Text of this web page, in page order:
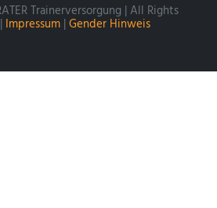
Trainerversorgung | All Rights
| Impressum | Gender Hinweis